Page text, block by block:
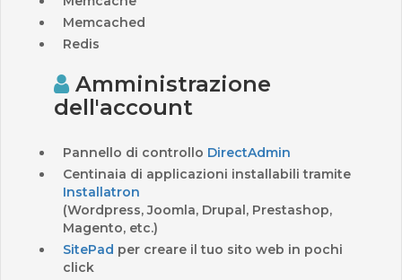
Memcached
Redis
Amministrazione
dell'account
Pannello di controllo DirectAdmin
Centinaia di applicazioni installabili tramite
Installatron
(Wordpress, Joomla, Drupal, Prestashop,
Magento, etc.)
SitePad per creare il tuo sito web in pochi
click